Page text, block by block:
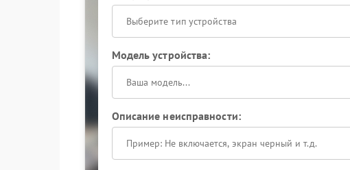
Выберите тип устройства
Модель устройства:
Описание неисправности: